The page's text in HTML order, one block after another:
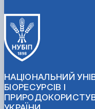
НАЦІОНАЛЬНИЙ
БІОРЕСУРСІВ І